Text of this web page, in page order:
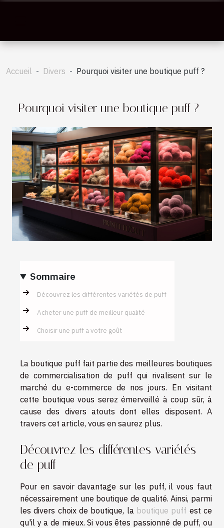
Accueil Divers Pourquoi visiter une boutique puff ?
Pourquoi visiter une boutique puff ?
Sommaire
Découvrez les différentes variétés de puff
Acheter une puff de meilleur qualité
Choisir une puff a votre goût
La boutique puff fait partie des meilleures boutiques
de commercialisation de puff qui rivalisent sur le
marché du e-commerce de nos jours. En visitant
cette boutique vous serez émerveillé à coup sûr, à
cause des divers atouts dont elles disposent. A
travers cet article, vous en saurez plus.
Découvrez les différentes variétés
de puff
Pour en savoir davantage sur les puff, il vous faut
nécessairement une boutique de qualité. Ainsi, parmi
les divers choix de boutique, la boutique puff est ce
qu'il y a de mieux. Si vous êtes passionné de puff, ou